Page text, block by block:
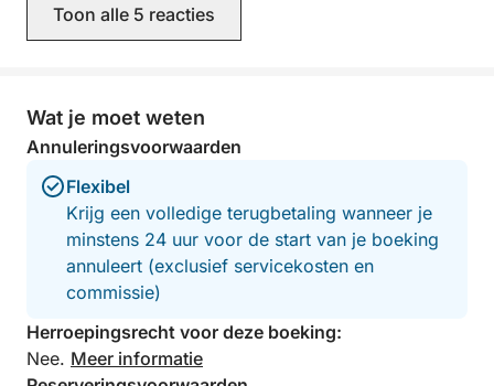
4 uur — € 360,00
6 uur — € 480,00
huurperiode afgerekend op basis van het werkelijke
verbruik. Voor 3-4 uur bedragen de kosten circa €
50,00.
* Een kapitein kan worden bijgehuurd voor € 20
extra per uur. Maximale groepsgrootte: 7 personen
*Optioneel is een transfer vanaf uw hotel in Paphos
beschikbaar, zodat uw avontuur volledig zorgeloos
Toon alle 5 reacties
Wat je moet weten
Annuleringsvoorwaarden
Flexibel
Krijg een volledige terugbetaling wanneer je
minstens 24 uur voor de start van je boeking
annuleert (exclusief servicekosten en
commissie)
Herroepingsrecht voor deze boeking:
Nee. Meer informatie